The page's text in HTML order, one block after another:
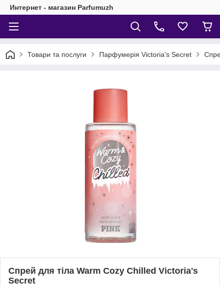
Интернет - магазин Parfumuzh
Товари та послуги Парфумерія Victoria's Secret
Спрей для тіла Warm Cozy Chilled Victoria's
Secret